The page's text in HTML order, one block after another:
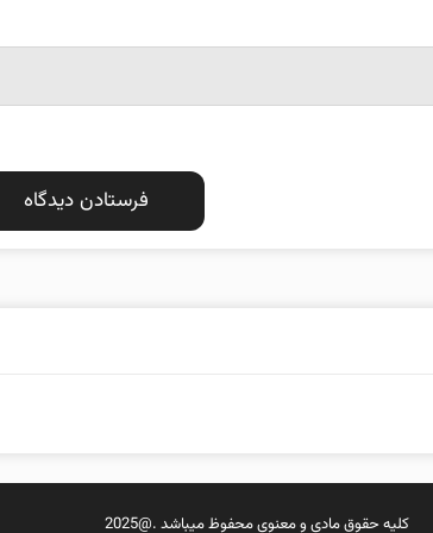
کلیه حقوق مادی و معنوی محفوظ میباشد .@2025